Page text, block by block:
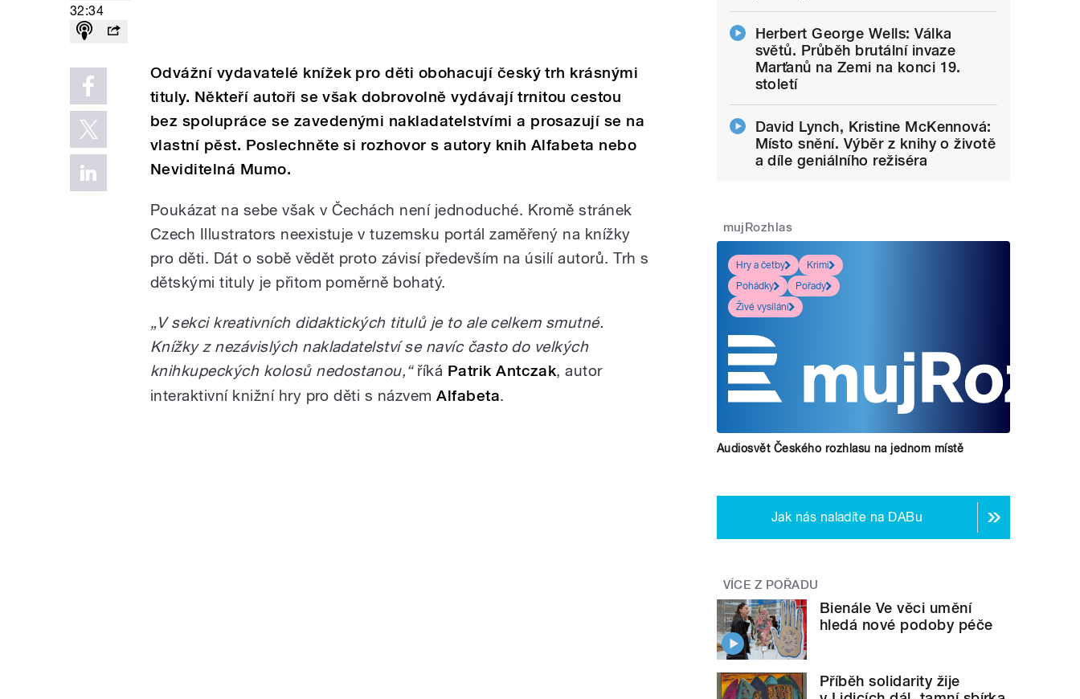
32:34
Odvážní vydavatelé knížek pro děti obohacují český trh krásnými
tituly. Někteří autoři se však dobrovolně vydávají trnitou cestou
bez spolupráce se zavedenými nakladatelstvími a prosazují se na
vlastní pěst. Poslechněte si rozhovor s autory knih Alfabeta nebo
Neviditelná Mumo.
Poukázat na sebe však v Čechách není jednoduché. Kromě stránek
Czech Illustrators neexistuje v tuzemsku portál zaměřený na knížky
pro děti. Dát o sobě vědět proto závisí především na úsilí autorů. Trh s
dětskými tituly je přitom poměrně bohatý.
„V sekci kreativních didaktických titulů je to ale celkem smutné.
Knížky z nezávislých nakladatelství se navíc často do velkých
knihkupeckých kolosů nedostanou,“říká Patrik Antczak, autor
interaktivní knižní hry pro děti s názvemAlfabeta.
Herbert George Wells: Válka
světů. Průběh brutální invaze
Marťanů na Zemi na konci 19.
století
David Lynch, Kristine McKennová:
Místo snění. Výběr z knihy o životě
a díle geniálního režiséra
mujRozhlas
Hry a četby
Krimi
Pohádky
Pořady
Živé vysílání
Audiosvět Českého rozhlasu na jednom místě
Jak nás naladíte na DABu
VÍCE Z POŘADU
Bienále Ve věci umění
hledá nové podoby péče
Příběh solidarity žije